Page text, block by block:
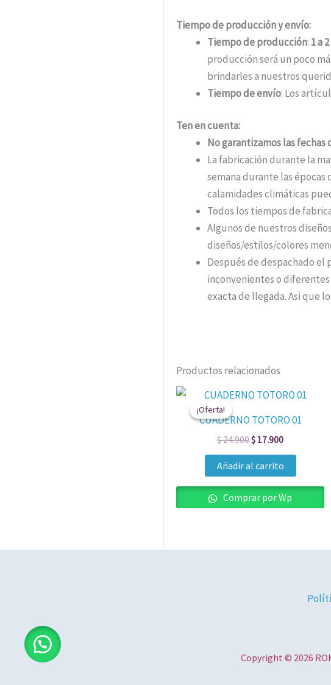
Tiempo de producción y envío:
Tiempo de producción: 1 a
producción será un poco
brindarles a nuestros
Tiempo de envío: Los
Ten en cuenta:
No garantizamos las fechas
La fabricación durante la
semana durante las épocas
calamidades climáticas
Todos los tiempos de
Algunos de nuestros
diseños/estilos/colores
Después de despachado
inconvenientes o
exacta de llegada. Asi que
Productos relacionados
¡Oferta!
¡Oferta!
CUADERNO TOTORO 01
$24.900
El
original
era:
$ 24.900.
$ 17.900
El
actual
es:
$ 17.900.
Añadir al carrito
Comprar por Wp
Copyright © 2026